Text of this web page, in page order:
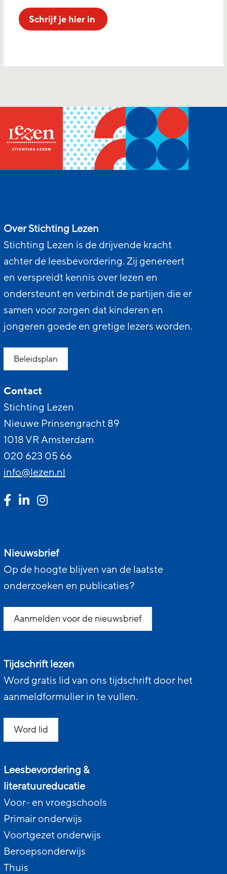
Schrijf je hier in
Over Stichting Lezen
Stichting Lezen is de drijvende kracht
achter de leesbevordering. Zij genereert
en verspreidt kennis over lezen en
ondersteunt en verbindt de partijen die er
samen voor zorgen dat kinderen en
jongeren goede en gretige lezers worden.
Beleidsplan
Contact
Stichting Lezen
Nieuwe Prinsengracht 89
1018 VR Amsterdam
020 623 05 66
info@lezen.nl
Nieuwsbrief
Op de hoogte blijven van de laatste
onderzoeken en publicaties?
Aanmelden voor de nieuwsbrief
Tijdschrift lezen
Word gratis lid van ons tijdschrift door het
aanmeldformulier in te vullen.
Word lid
Leesbevordering &
literatuureducatie
Voor- en vroegschools
Primair onderwijs
Voortgezet onderwijs
Beroepsonderwijs
Thuis